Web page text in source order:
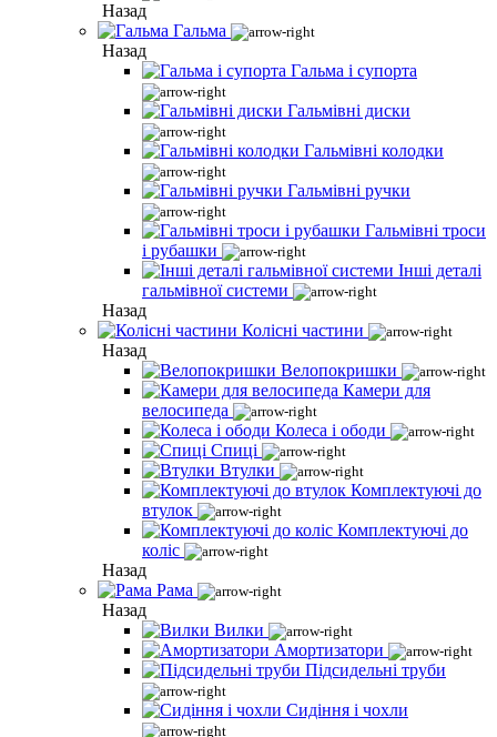
Назад
Гальма
Назад
Гальма і супорта
Гальмівні диски
Гальмівні колодки
Гальмівні ручки
Гальмівні троси
і рубашки
Інші деталі
гальмівної системи
Назад
Колісні частини
Назад
Велопокришки
Камери для
велосипеда
Колеса і ободи
Спиці
Втулки
Комплектуючі до
втулок
Комплектуючі до
коліс
Назад
Рама
Назад
Вилки
Амортизатори
Підсидельні труби
Сидіння і чохли